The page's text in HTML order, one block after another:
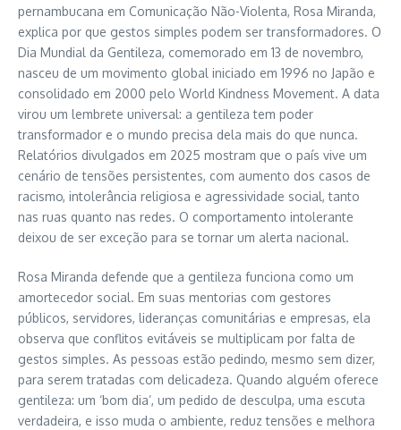
pernambucana em Comunicação Não-Violenta, Rosa Miranda,
explica por que gestos simples podem ser transformadores. O
Dia Mundial da Gentileza, comemorado em 13 de novembro,
nasceu de um movimento global iniciado em 1996 no Japão e
consolidado em 2000 pelo World Kindness Movement. A data
virou um lembrete universal: a gentileza tem poder
transformador e o mundo precisa dela mais do que nunca.
Relatórios divulgados em 2025 mostram que o país vive um
cenário de tensões persistentes, com aumento dos casos de
racismo, intolerância religiosa e agressividade social, tanto
nas ruas quanto nas redes. O comportamento intolerante
deixou de ser exceção para se tornar um alerta nacional.
Rosa Miranda defende que a gentileza funciona como um
amortecedor social. Em suas mentorias com gestores
públicos, servidores, lideranças comunitárias e empresas, ela
observa que conflitos evitáveis se multiplicam por falta de
gestos simples. As pessoas estão pedindo, mesmo sem dizer,
para serem tratadas com delicadeza. Quando alguém oferece
gentileza: um ‘bom dia’, um pedido de desculpa, uma escuta
verdadeira, e isso muda o ambiente, reduz tensões e melhora